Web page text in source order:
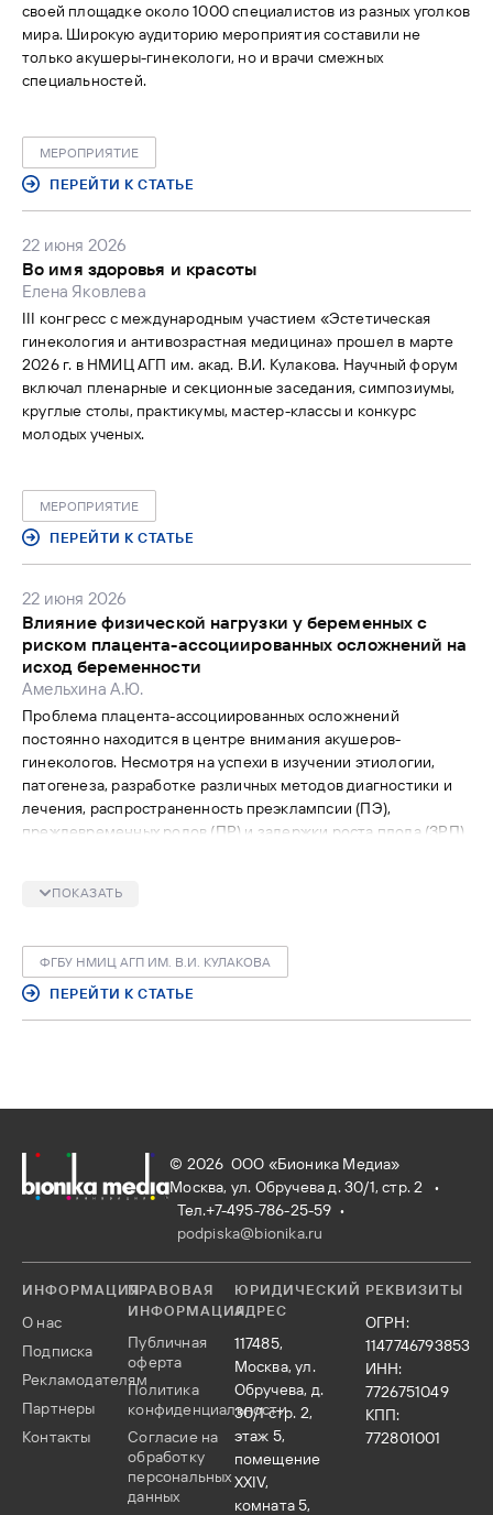
своей площадке около 1000 специалистов из разных уголков
мира. Широкую аудиторию мероприятия составили не
только акушеры-гинекологи, но и врачи смежных
специальностей.
МЕРОПРИЯТИЕ
ПЕРЕЙТИ К СТАТЬЕ
22 июня 2026
Во имя здоровья и красоты
Елена Яковлева
III конгресс с международным участием «Эстетическая
гинекология и антивозрастная медицина» прошел в марте
2026 г. в НМИЦ АГП им. акад. В.И. Кулакова. Научный форум
включал пленарные и секционные заседания, симпозиумы,
круглые столы, практикумы, мастер-классы и конкурс
молодых ученых.
МЕРОПРИЯТИЕ
ПЕРЕЙТИ К СТАТЬЕ
22 июня 2026
Влияние физической нагрузки у беременных с
риском плацента-ассоциированных осложнений на
исход беременности
Амельхина А.Ю.
Проблема плацента-ассоциированных осложнений
постоянно находится в центре внимания акушеров-
гинекологов. Несмотря на успехи в изучении этиологии,
патогенеза, разработке различных методов диагностики и
лечения, распространенность преэклампсии (ПЭ),
преждевременных родов (ПР) и задержки роста плода (ЗРП)
ПОКАЗАТЬ
ФГБУ НМИЦ АГП ИМ. В.И. КУЛАКОВА
ПЕРЕЙТИ К СТАТЬЕ
© 2026 ООО «Бионика Медиа»
Москва, ул. Обручева д. 30/1, стр. 2 •
Тел.+7-495-786-25-59 •
podpiska@bionika.ru
ИНФОРМАЦИЯ
О нас
Подписка
Рекламодателям
Партнеры
Контакты
ПРАВОВАЯ
ИНФОРМАЦИЯ
Публичная
оферта
Политика
конфиденциальности
Согласие на
обработку
персональных
данных
ЮРИДИЧЕСКИЙ
АДРЕС
117485,
Москва, ул.
Обручева, д.
30/1 стр. 2,
этаж 5,
помещение
XXIV,
комната 5,
РЕКВИЗИТЫ
ОГРН:
1147746793853
ИНН:
7726751049
КПП:
772801001